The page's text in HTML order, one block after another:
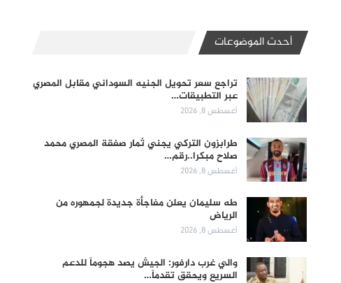
أحدث الموضوعات
تراجع سعر تحويل الجنيه السوداني مقابل المصري
عبر التطبيقات…
أغسطس 8, 2026
طرابزون التركي يجني ثمار صفقة المصري محمد
صلاح مبكرا..رقم…
أغسطس 8, 2026
طه سليمان يعلن مفاجأة جديدة لجمهوره من
الرياض
أغسطس 8, 2026
والي غرب دارفور: الجيش يصد هجوماً للدعم
السريع ويحقق تقدماً…